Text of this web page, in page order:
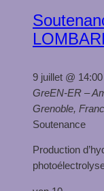
9 juillet @ 14:00
GreEN-ER –
Grenoble,
Soutenance
Production